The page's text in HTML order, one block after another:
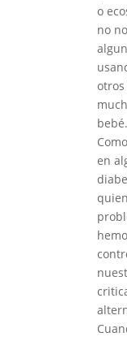
o
no
bebé.
en